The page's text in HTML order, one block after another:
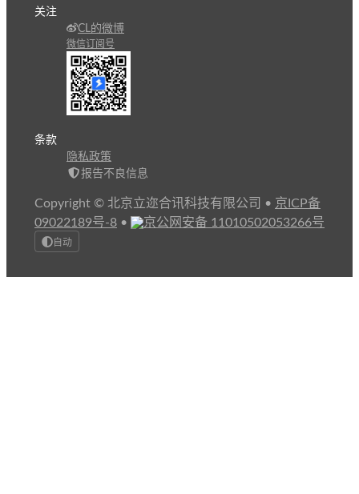
关注
CL的微博
微信订阅号
条款
隐私政策
报告不良信息
Copyright © 北京立迩合讯科技有限公司 • 京ICP备
09022189号-8 • 京公网安备 11010502053266号
自动